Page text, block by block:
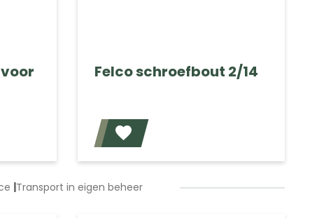
Felco schroefbout 2/14
Transport in eigen beheer